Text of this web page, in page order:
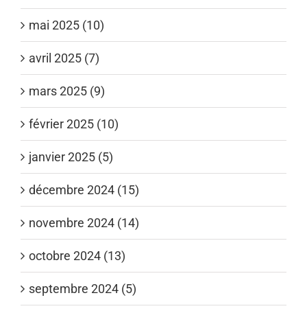
mai 2025 (10)
avril 2025 (7)
mars 2025 (9)
février 2025 (10)
janvier 2025 (5)
décembre 2024 (15)
novembre 2024 (14)
octobre 2024 (13)
septembre 2024 (5)